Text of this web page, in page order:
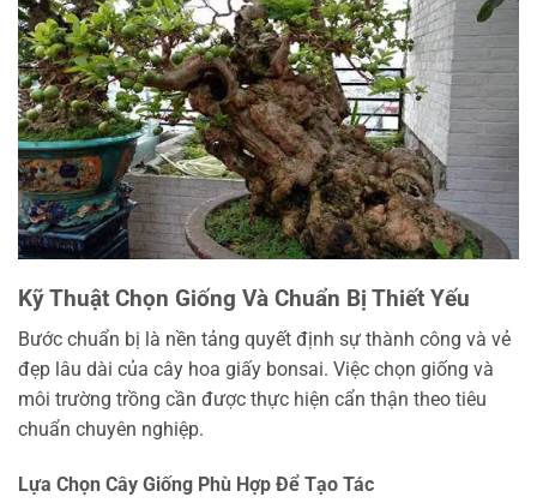
Kỹ Thuật Chọn Giống Và Chuẩn Bị Thiết Yếu
Bước chuẩn bị là nền tảng quyết định sự thành công và vẻ
đẹp lâu dài của cây hoa giấy bonsai. Việc chọn giống và
môi trường trồng cần được thực hiện cẩn thận theo tiêu
chuẩn chuyên nghiệp.
Lựa Chọn Cây Giống Phù Hợp Để Tạo Tác